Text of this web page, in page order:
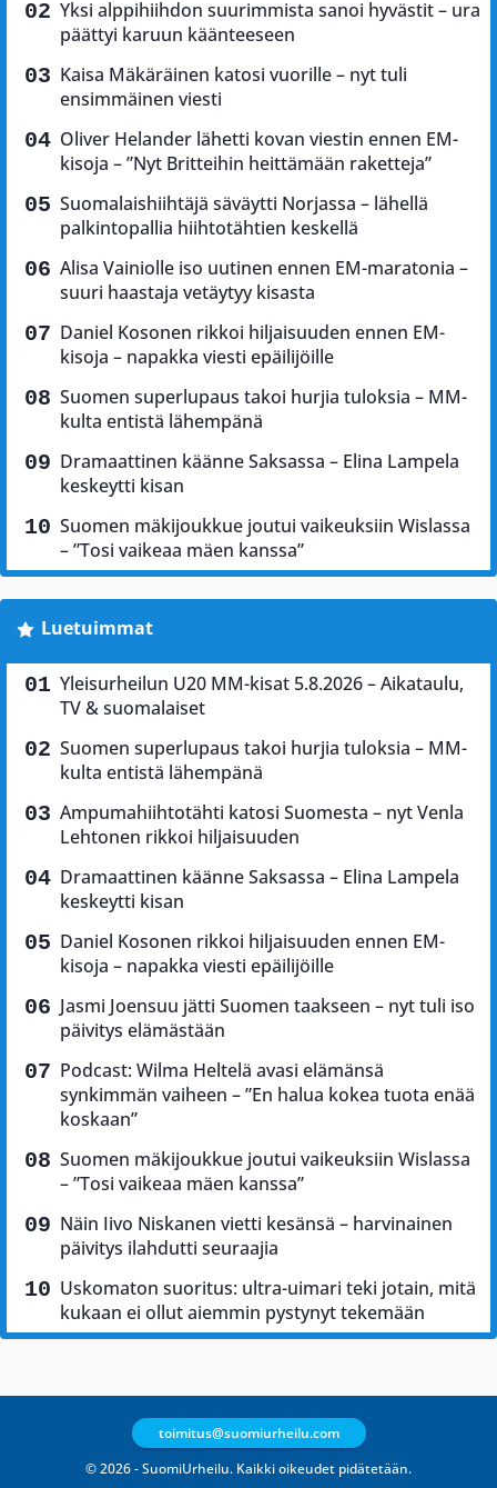
Yksi alppihiihdon suurimmista sanoi hyvästit – ura
päättyi karuun käänteeseen
Kaisa Mäkäräinen katosi vuorille – nyt tuli
ensimmäinen viesti
Oliver Helander lähetti kovan viestin ennen EM-
kisoja – ”Nyt Britteihin heittämään raketteja”
Suomalaishiihtäjä säväytti Norjassa – lähellä
palkintopallia hiihtotähtien keskellä
Alisa Vainiolle iso uutinen ennen EM-maratonia –
suuri haastaja vetäytyy kisasta
Daniel Kosonen rikkoi hiljaisuuden ennen EM-
kisoja – napakka viesti epäilijöille
Suomen superlupaus takoi hurjia tuloksia – MM-
kulta entistä lähempänä
Dramaattinen käänne Saksassa – Elina Lampela
keskeytti kisan
Suomen mäkijoukkue joutui vaikeuksiin Wislassa
– ”Tosi vaikeaa mäen kanssa”
Luetuimmat
Yleisurheilun U20 MM-kisat 5.8.2026 – Aikataulu,
TV & suomalaiset
Suomen superlupaus takoi hurjia tuloksia – MM-
kulta entistä lähempänä
Ampumahiihtotähti katosi Suomesta – nyt Venla
Lehtonen rikkoi hiljaisuuden
Dramaattinen käänne Saksassa – Elina Lampela
keskeytti kisan
Daniel Kosonen rikkoi hiljaisuuden ennen EM-
kisoja – napakka viesti epäilijöille
Jasmi Joensuu jätti Suomen taakseen – nyt tuli iso
päivitys elämästään
Podcast: Wilma Heltelä avasi elämänsä
synkimmän vaiheen – ”En halua kokea tuota enää
koskaan”
Suomen mäkijoukkue joutui vaikeuksiin Wislassa
– ”Tosi vaikeaa mäen kanssa”
Näin Iivo Niskanen vietti kesänsä – harvinainen
päivitys ilahdutti seuraajia
Uskomaton suoritus: ultra-uimari teki jotain, mitä
kukaan ei ollut aiemmin pystynyt tekemään
© 2026 - SuomiUrheilu. Kaikki oikeudet pidätetään.
toimitus@suomiurheilu.com